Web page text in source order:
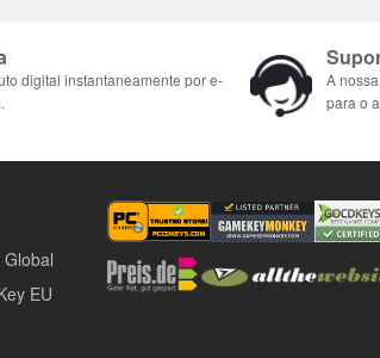
digital instantaneamente por e-
A
para o
EU